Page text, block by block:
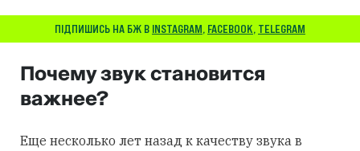
ПІДПИШИСЬ НА БЖ В INSTAGRAM, FACEBOOK, TELEGRAM
Почему звук становится
важнее?
Еще несколько лет назад к качеству звука в